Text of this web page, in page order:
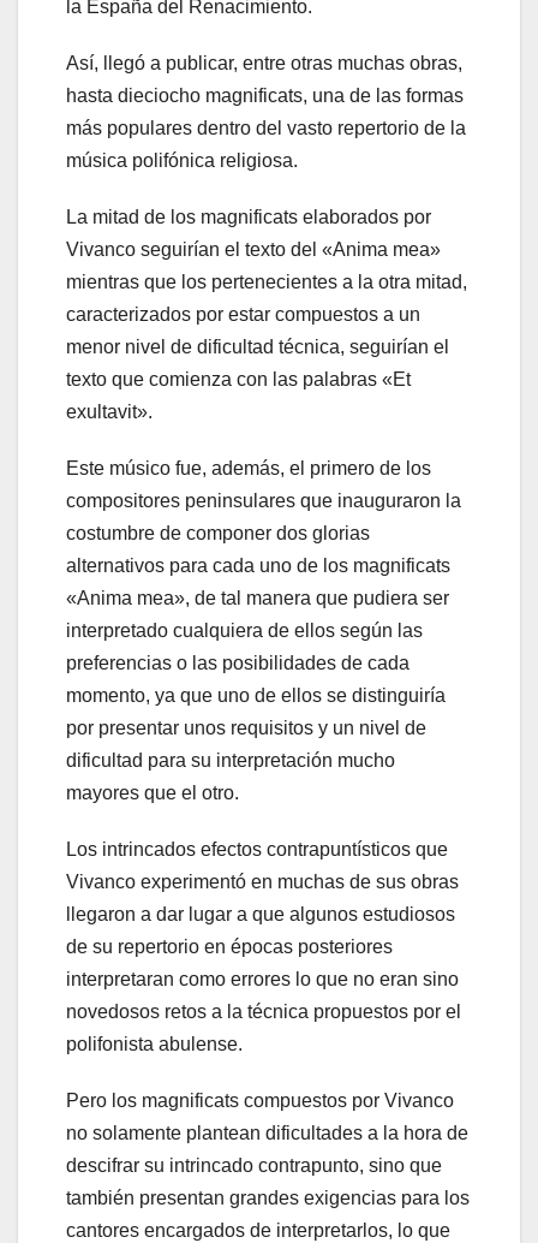
la España del Renacimiento.
Así, llegó a publicar, entre otras muchas obras,
hasta dieciocho magnificats, una de las formas
más populares dentro del vasto repertorio de la
música polifónica religiosa.
La mitad de los magnificats elaborados por
Vivanco seguirían el texto del «Anima mea»
mientras que los pertenecientes a la otra mitad,
caracterizados por estar compuestos a un
menor nivel de dificultad técnica, seguirían el
texto que comienza con las palabras «Et
exultavit».
Este músico fue, además, el primero de los
compositores peninsulares que inauguraron la
costumbre de componer dos glorias
alternativos para cada uno de los magnificats
«Anima mea», de tal manera que pudiera ser
interpretado cualquiera de ellos según las
preferencias o las posibilidades de cada
momento, ya que uno de ellos se distinguiría
por presentar unos requisitos y un nivel de
dificultad para su interpretación mucho
mayores que el otro.
Los intrincados efectos contrapuntísticos que
Vivanco experimentó en muchas de sus obras
llegaron a dar lugar a que algunos estudiosos
de su repertorio en épocas posteriores
interpretaran como errores lo que no eran sino
novedosos retos a la técnica propuestos por el
polifonista abulense.
Pero los magnificats compuestos por Vivanco
no solamente plantean dificultades a la hora de
descifrar su intrincado contrapunto, sino que
también presentan grandes exigencias para los
cantores encargados de interpretarlos, lo que